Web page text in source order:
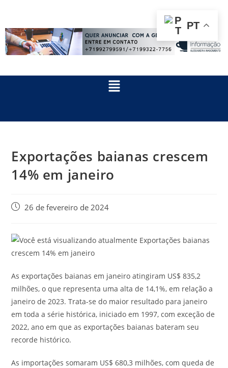
Exportações baianas crescem
14% em janeiro
26 de fevereiro de 2024
As exportações baianas em janeiro atingiram US$ 835,2
milhões, o que representa uma alta de 14,1%, em relação a
janeiro de 2023. Trata-se do maior resultado para janeiro
em toda a série histórica, iniciado em 1997, com exceção de
2022, ano em que as exportações baianas bateram seu
recorde histórico.
As importações somaram US$ 680,3 milhões, com queda de
PT